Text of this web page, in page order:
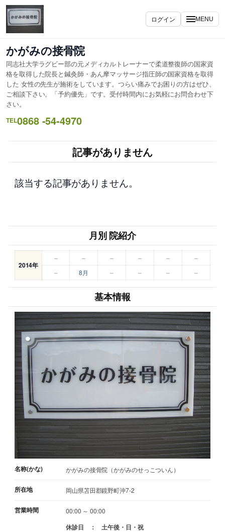
内
容
を
キ
ッ
プ
ログイン MENU
かがみの接骨院
同志社大学ラグビー部の元メディカルトレーナーで柔道整復師の国家資
格を取得した院長と鍼灸師・あん摩マッサージ指圧師の国家資格を取得
した 女性の先生が施術をしています。つらい痛みでお困りの方はぜひ、
ご相談下さい。「予約優先」です。受付時間内にお気軽にお問合わせ下
さい。
TEL0868 -54-4970
記事がありません
該当する記事がありません。
月別 院紹介
2014年
– – – – –
–
–
8月 – – – –
基本情報
名称(かな) かがみの接骨院（かがみのせっこついん）
所在地 岡山県苫田郡鏡野町沖7-2
営業時間 00:00 ～ 00:00
休診日 ： 土午後・日・祝